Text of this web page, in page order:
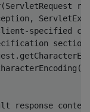
(ServletRequest
,
specified
.
(
response